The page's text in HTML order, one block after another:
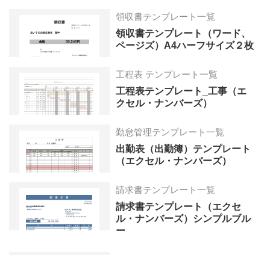
領収書テンプレート一覧
領収書テンプレート（ワード、
ページズ）A4ハーフサイズ２枚
工程表 テンプレート一覧
工程表テンプレート_工事（エ
クセル・ナンバーズ）
勤怠管理テンプレート一覧
出勤表（出勤簿）テンプレート
（エクセル・ナンバーズ）
請求書テンプレート一覧
請求書テンプレート（エクセ
ル・ナンバーズ）シンプルブル
ー